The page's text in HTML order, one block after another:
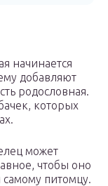
начинается
добавляют
родословная.
которых
может
чтобы оно
питомцу.